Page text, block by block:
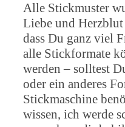
Alle Stickmuster
Liebe und
dass Du ganz viel
alle Stickformate
werden – solltest
oder ein anderes
Stickmaschine
wissen, ich werde